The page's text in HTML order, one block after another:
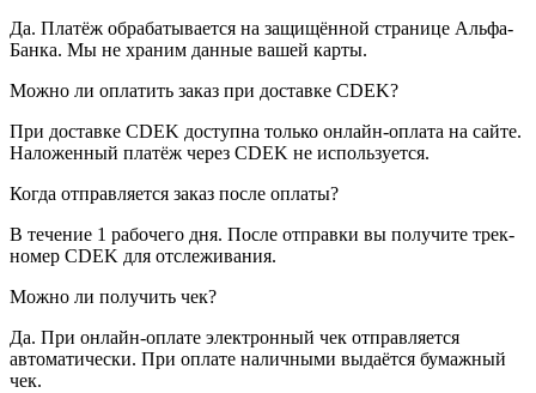
Да. Платёж обрабатывается на защищённой странице Альфа-
Банка. Мы не храним данные вашей карты.
Можно ли оплатить заказ при доставке CDEK?
При доставке CDEK доступна только онлайн-оплата на сайте.
Наложенный платёж через CDEK не используется.
Когда отправляется заказ после оплаты?
В течение 1 рабочего дня. После отправки вы получите трек-
номер CDEK для отслеживания.
Можно ли получить чек?
Да. При онлайн-оплате электронный чек отправляется
автоматически. При оплате наличными выдаётся бумажный
чек.